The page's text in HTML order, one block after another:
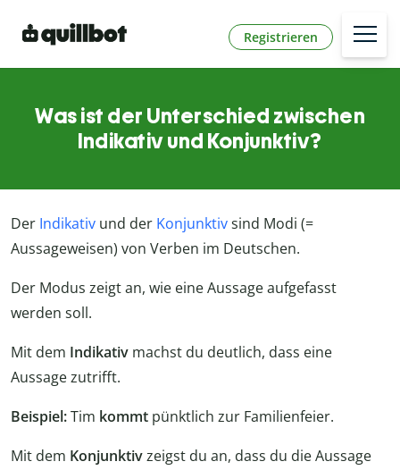
Registrieren
Was ist der Unterschied zwischen
Indikativ und Konjunktiv?
Der Indikativ und der Konjunktivsind Modi (=
Aussageweisen) von Verben im Deutschen.
Der Modus zeigt an, wie eine Aussage aufgefasst
werden soll.
Mit dem Indikativ machst du deutlich, dass eine
Aussage zutrifft.
Beispiel:Tim kommt pünktlich zur Familienfeier.
Mit dem Konjunktivzeigst du an, dass du die Aussage